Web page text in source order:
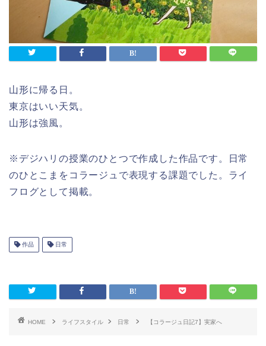
山形に帰る日。
東京はいい天気。
山形は強風。
※デジハリの授業のひとつで作成した作品です。日常
のひとこまをコラージュで表現する課題でした。ライ
フログとして掲載。
作品 日常
HOME ライフスタイル 日常 【コラージュ日記7】実家へ